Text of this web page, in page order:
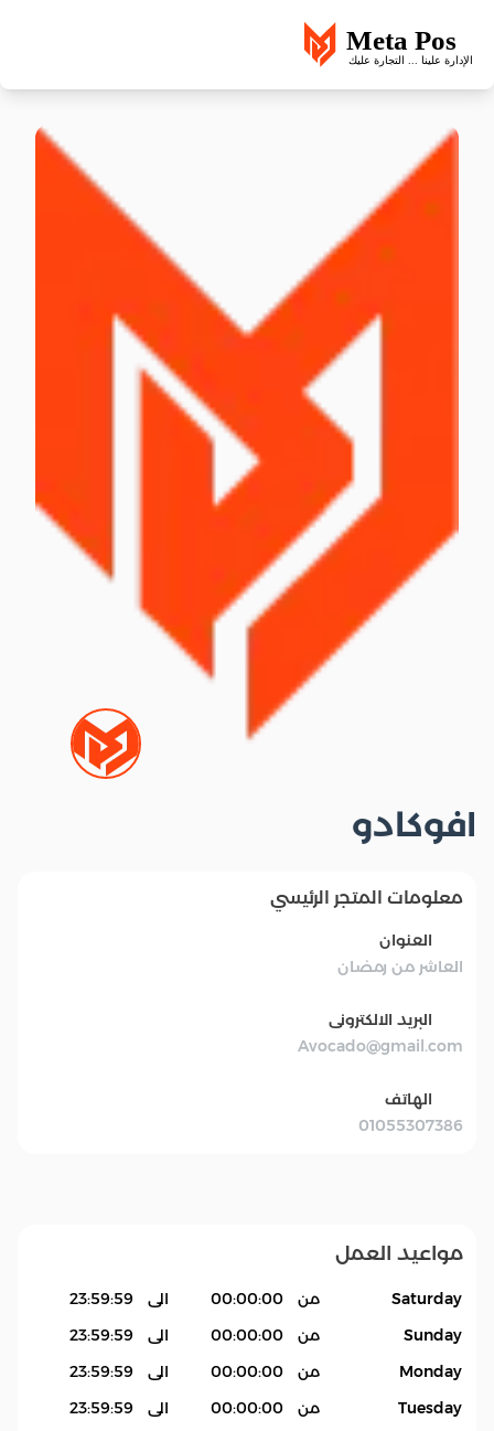
افوكادو
معلومات المتجر الرئيسي
العنوان
العاشر من رمضان
البريد الالكترونى
Avocado@gmail.com
الهاتف
01055307386
مواعيد العمل
Saturday من 00:00:00 الى
23:59:59
Sunday
من 00:00:00 الى
23:59:59
Monday
من 00:00:00 الى
23:59:59
Tuesday
من 00:00:00 الى
23:59:59